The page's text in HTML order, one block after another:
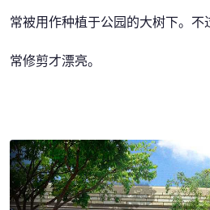
常被用作种植于公园的大树下。不
常修剪才漂亮。